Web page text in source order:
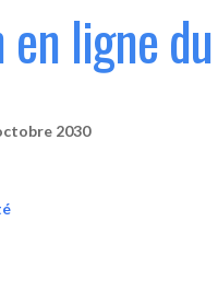
en ligne
2030